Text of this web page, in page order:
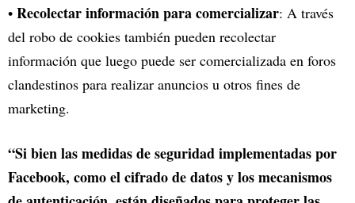
• Recolectar información para comercializar: A través
del robo de cookies también pueden recolectar
información que luego puede ser comercializada en foros
clandestinos para realizar anuncios u otros fines de
marketing.
“Si bien las medidas de seguridad implementadas por
Facebook, como el cifrado de datos y los mecanismos